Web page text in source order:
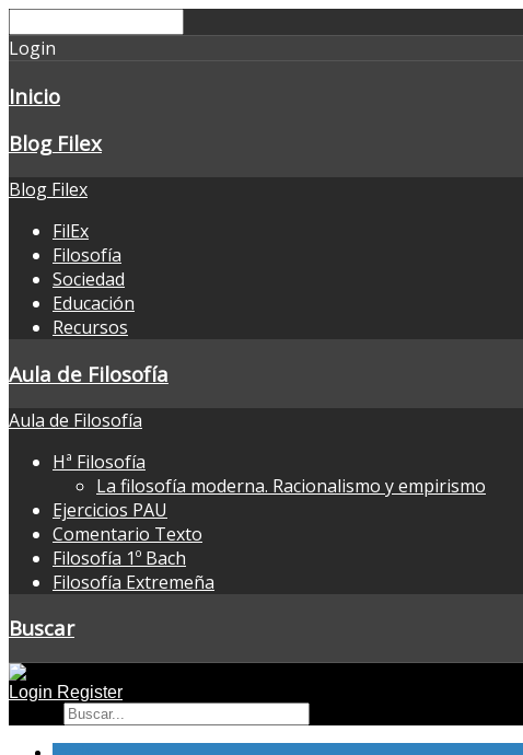
Login
Inicio
Blog Filex
Blog Filex
FilEx
Filosofía
Sociedad
Educación
Recursos
Aula de Filosofía
Aula de Filosofía
Hª Filosofía
La filosofía moderna. Racionalismo y empirismo
Ejercicios PAU
Comentario Texto
Filosofía 1º Bach
Filosofía Extremeña
Buscar
Login Register